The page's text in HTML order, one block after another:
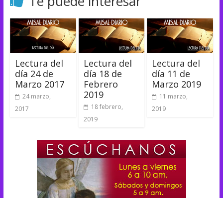
Lectura del
día 24 de
Marzo 2017
24 marzo,
2017
Lectura del
día 18 de
Febrero
2019
18 febrero,
2019
Lectura del
día 11 de
Marzo 2019
11 marzo,
2019